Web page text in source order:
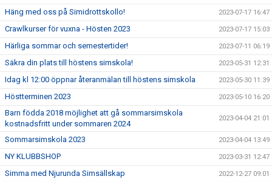
Häng med oss på Simidrottskollo! 2023-07-17 16:47
Crawlkurser för vuxna - Hösten 2023 2023-07-17 15:03
Härliga sommar och semestertider! 2023-07-11 06:19
Säkra din plats till höstens simskola! 2023-05-31 12:31
Idag kl 12:00 öppnar återanmälan till höstens simskola 2023-05-30 11:39
Höstterminen 2023 2023-05-10 16:20
Barn födda 2018 möjlighet att gå sommarsimskola
kostnadsfritt under sommaren 2024
2023-04-04 21:01
Sommarsimskola 2023 2023-04-04 13:49
NY KLUBBSHOP 2023-03-31 12:47
Simma med Njurunda Simsällskap 2022-12-27 09:01